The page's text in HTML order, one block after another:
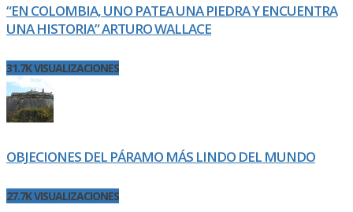
“EN COLOMBIA, UNO PATEA UNA PIEDRA Y ENCUENTRA
UNA HISTORIA” ARTURO WALLACE
31.7K VISUALIZACIONES
OBJECIONES DEL PÁRAMO MÁS LINDO DEL MUNDO
27.7K VISUALIZACIONES